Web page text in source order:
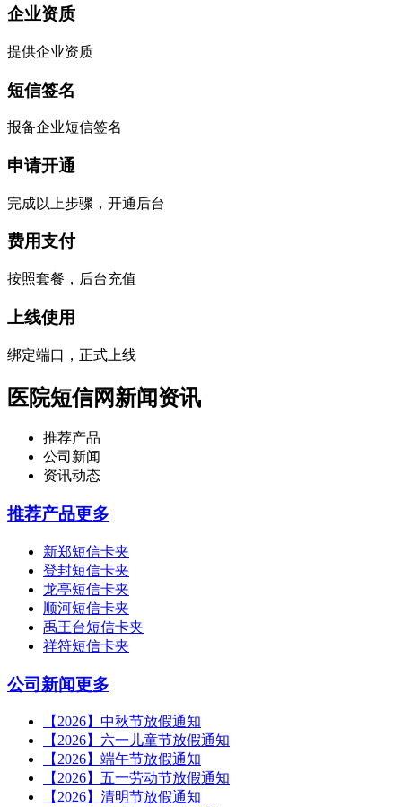
企业资质
提供企业资质
短信签名
报备企业短信签名
申请开通
完成以上步骤，开通后台
费用支付
按照套餐，后台充值
上线使用
绑定端口，正式上线
医院短信网新闻资讯
推荐产品
公司新闻
资讯动态
推荐产品更多
新郑短信卡夹
登封短信卡夹
龙亭短信卡夹
顺河短信卡夹
禹王台短信卡夹
祥符短信卡夹
公司新闻更多
【2026】中秋节放假通知
【2026】六一儿童节放假通知
【2026】端午节放假通知
【2026】五一劳动节放假通知
【2026】清明节放假通知